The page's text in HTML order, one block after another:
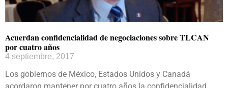
Acuerdan confidencialidad de negociaciones sobre TLCAN
por cuatro años
4 septiembre, 2017
Los gobiernos de México, Estados Unidos y Canadá